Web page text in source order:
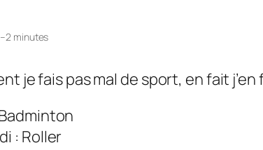
minutes
je fais pas mal de sport, en fait
: Roller